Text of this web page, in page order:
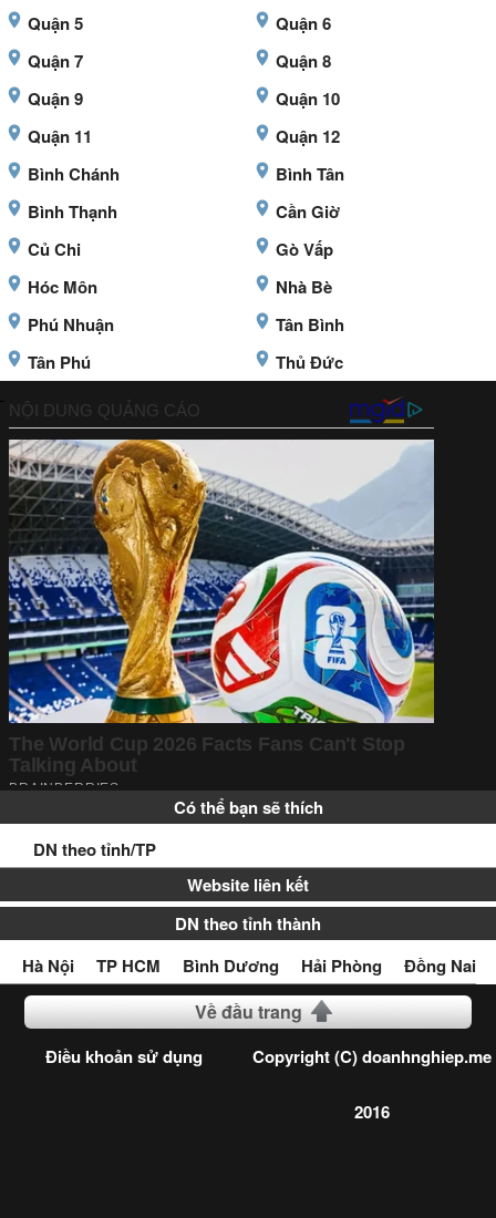
Quận 5
Quận 6
Quận 7
Quận 8
Quận 9
Quận 10
Quận 11
Quận 12
Bình Chánh
Bình Tân
Bình Thạnh
Cần Giờ
Củ Chi
Gò Vấp
Hóc Môn
Nhà Bè
Phú Nhuận
Tân Bình
Tân Phú
Thủ Đức
Có thể bạn sẽ thích
DN theo tỉnh/TP
Website liên kết
DN theo tỉnh thành
Hà Nội
TP HCM Bình Dương Hải Phòng Đồng Nai
Về đầu trang
Điều khoản sử dụng Copyright (C) doanhnghiep.me
2016